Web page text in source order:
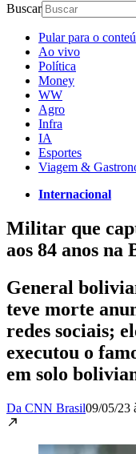
Buscar
Pular para o
Ao vivo
Política
Money
WW
Agro
Infra
IA
Esportes
Viagem &
Internacional
Militar que
aos 84 anos na
General
teve morte
redes sociais;
executou o
em solo
Da CNN Brasil09/05/23